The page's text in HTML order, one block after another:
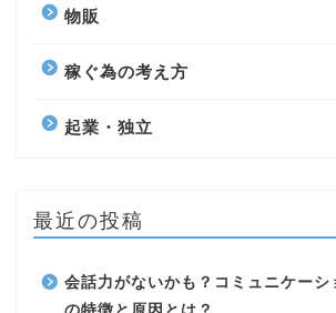
物販
稼ぐ為の考え方
起業・独立
最近の投稿
会話力がないかも？コミュニケーシ